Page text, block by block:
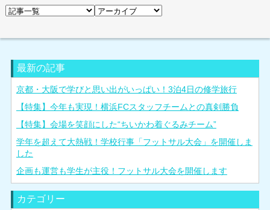
最新の記事
京都・大阪で学びと思い出がいっぱい！3泊4日の修学旅行
【特集】今年も実現！横浜FCスタッフチームとの真剣勝負
【特集】会場を笑顔にした“ちいかわ着ぐるみチーム”
学年を超えて大熱戦！学校行事「フットサル大会」を開催しま
した
企画も運営も学生が主役！フットサル大会を開催します
カテゴリー